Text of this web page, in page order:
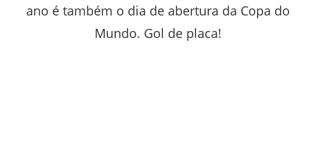
ano é também o dia de abertura da Copa do
Mundo. Gol de placa!